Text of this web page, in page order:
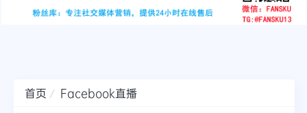
instagram
首页
Facebook直播